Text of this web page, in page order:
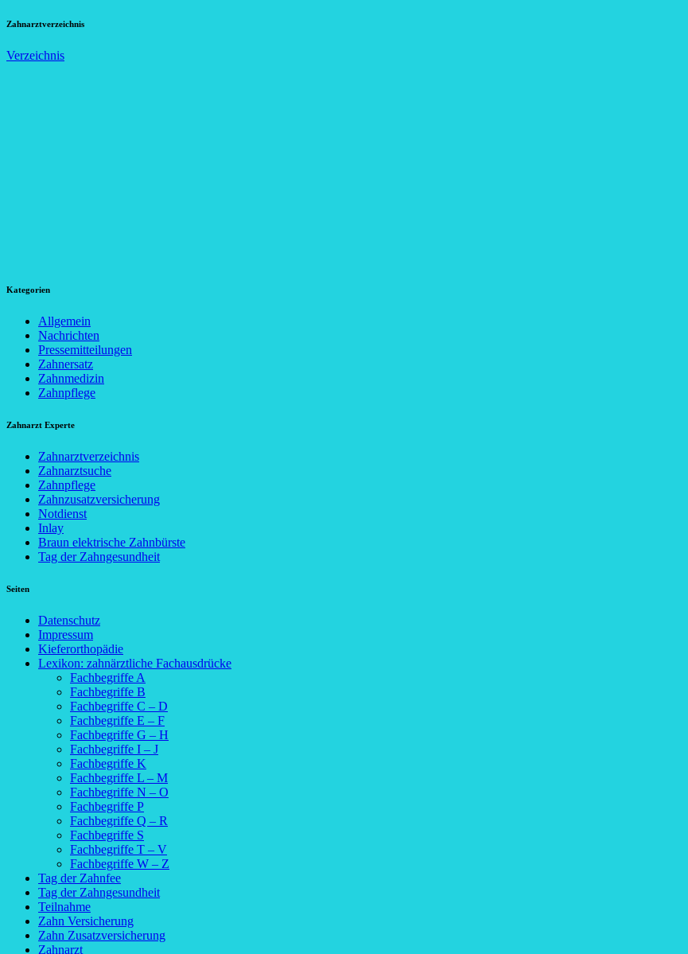
Zahnarztverzeichnis
Verzeichnis
Kategorien
Allgemein
Nachrichten
Pressemitteilungen
Zahnersatz
Zahnmedizin
Zahnpflege
Zahnarzt Experte
Zahnarztverzeichnis
Zahnarztsuche
Zahnpflege
Zahnzusatzversicherung
Notdienst
Inlay
Braun elektrische Zahnbürste
Tag der Zahngesundheit
Seiten
Datenschutz
Impressum
Kieferorthopädie
Lexikon: zahnärztliche Fachausdrücke
Fachbegriffe A
Fachbegriffe B
Fachbegriffe C – D
Fachbegriffe E – F
Fachbegriffe G – H
Fachbegriffe I – J
Fachbegriffe K
Fachbegriffe L – M
Fachbegriffe N – O
Fachbegriffe P
Fachbegriffe Q – R
Fachbegriffe S
Fachbegriffe T – V
Fachbegriffe W – Z
Tag der Zahnfee
Tag der Zahngesundheit
Teilnahme
Zahn Versicherung
Zahn Zusatzversicherung
Zahnarzt